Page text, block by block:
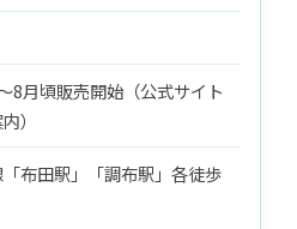
8月頃販売開始（公式サイト
）
布田駅」「調布駅」各徒歩